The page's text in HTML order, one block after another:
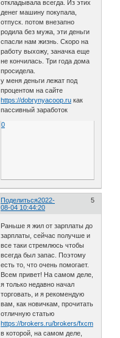
откладывала всегда. Из этих
денег машину покупала,
отпуск. потом внезапно
родила без мужа, эти деньги
спасли нам жизнь. Скоро на
работу выхожу, заначка еще
не кончилась. Три года дома
просидела.
у меня деньги лежат под
процентом на сайте
https://dobrynyacoop.ru как
пассивный заработок
0
Поделиться 5
2022-
08-04 10:44:20
Раньше я жил от зарплаты до
зарплаты, сейчас получше и
все таки стремлюсь чтобы
всегда был запас. Поэтому
есть то, что очень помогает.
Всем привет! На самом деле,
я только недавно начал
торговать, и я рекомендую
вам, как новичкам, прочитать
отличную статью
https://brokers.ru/brokers/fxcm
в которой, на самом деле,